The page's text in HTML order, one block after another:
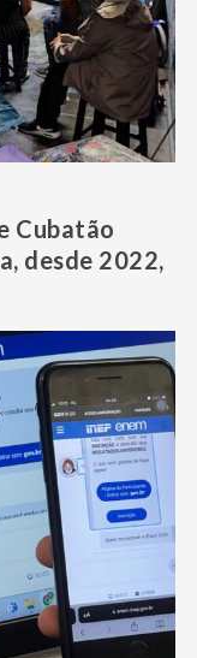
Cubatão
desde 2022,